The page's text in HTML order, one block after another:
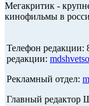
Мегакритик -
кинофильмы в
Телефон редакции:
редакции:
Рекламный отдел:
Главный редактор